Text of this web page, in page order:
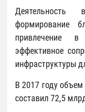
Деятельность
формирование
привлечение
эффективное
инфраструктуры
В 2017 году
составил 72,5